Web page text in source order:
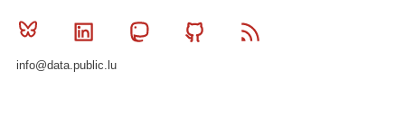
Bluesky Linkedin MastodonGithub
info@data.public.lu